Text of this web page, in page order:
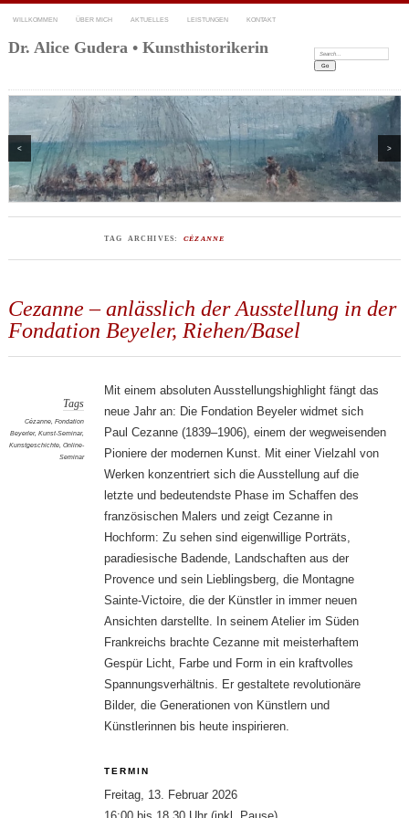
WILLKOMMEN ÜBER MICH AKTUELLES LEISTUNGEN KONTAKT
Dr. Alice Gudera • Kunsthistorikerin Search:
< >
TAG ARCHIVES: CÉZANNE
Cezanne – anlässlich der Ausstellung in der
Fondation Beyeler, Riehen/Basel
Tags
Cézanne, Fondation
Beyerler, Kunst-Seminar,
Kunstgeschichte, Online-
Seminar
Mit einem absoluten Ausstellungshighlight fängt das
neue Jahr an: Die Fondation Beyeler widmet sich
Paul Cezanne (1839–1906), einem der wegweisenden
Pioniere der modernen Kunst. Mit einer Vielzahl von
Werken konzentriert sich die Ausstellung auf die
letzte und bedeutendste Phase im Schaffen des
französischen Malers und zeigt Cezanne in
Hochform: Zu sehen sind eigenwillige Porträts,
paradiesische Badende, Landschaften aus der
Provence und sein Lieblingsberg, die Montagne
Sainte-Victoire, die der Künstler in immer neuen
Ansichten darstellte. In seinem Atelier im Süden
Frankreichs brachte Cezanne mit meisterhaftem
Gespür Licht, Farbe und Form in ein kraftvolles
Spannungsverhältnis. Er gestaltete revolutionäre
Bilder, die Generationen von Künstlern und
Künstlerinnen bis heute inspirieren.
TERMIN
Freitag, 13. Februar 2026